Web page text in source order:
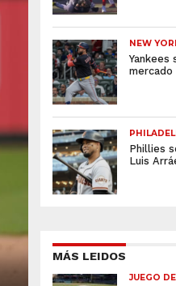
NEW
Yankees
mercado
Phillies
Luis
MÁS LEIDOS
JUEGO